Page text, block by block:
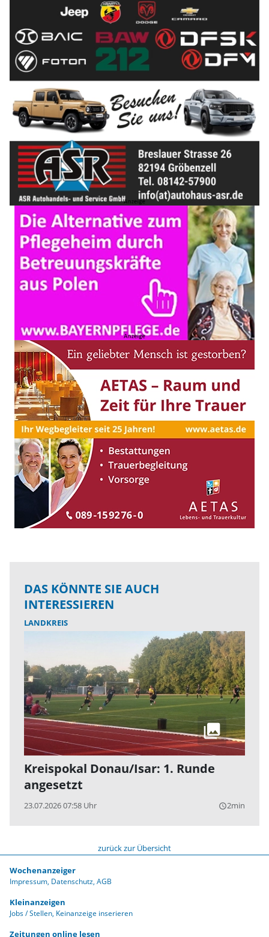
DAS KÖNNTE SIE AUCH
INTERESSIEREN
LANDKREIS
Kreispokal Donau/Isar: 1. Runde
angesetzt
23.07.2026 07:58 Uhr query_builder2min
zurück zur Übersicht
Wochenanzeiger
Impressum Datenschutz AGB
Kleinanzeigen
Jobs / Stellen Keinanzeige inserieren
Zeitungen online lesen